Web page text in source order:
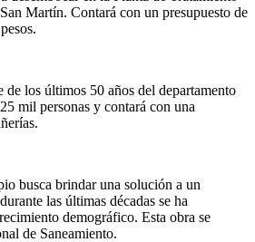
Martín. Contará con un presupuesto de
de los últimos 50 años del departamento
mil personas y contará con una
busca brindar una solución a un
las últimas décadas se ha
demográfico. Esta obra se
de Saneamiento.